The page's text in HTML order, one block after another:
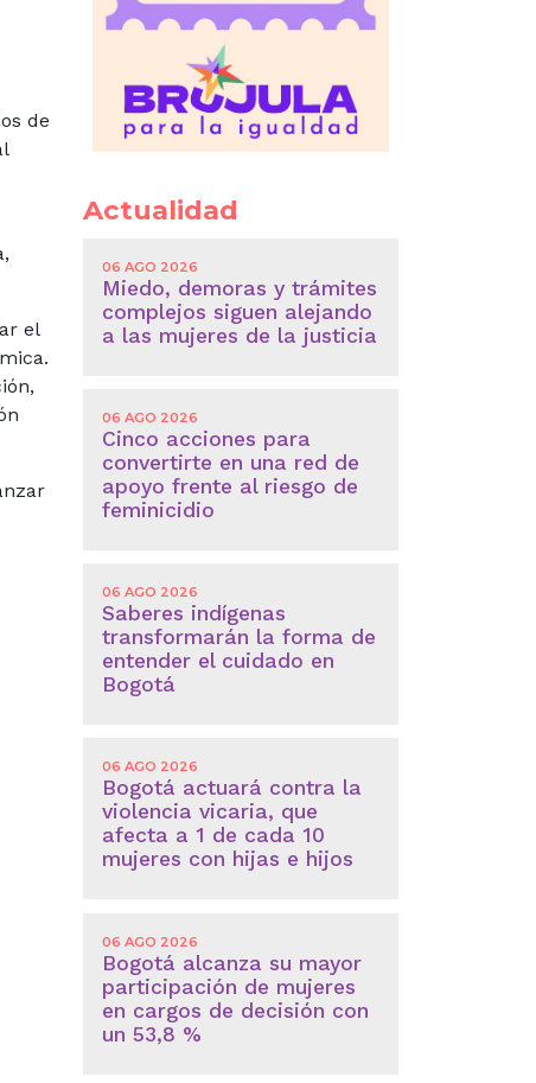
de
el
Actualidad
06 AGO 2026
Miedo, demoras y trámites
complejos siguen alejando
a las mujeres de la justicia
06 AGO 2026
Cinco acciones para
convertirte en una red de
apoyo frente al riesgo de
feminicidio
06 AGO 2026
Saberes indígenas
transformarán la forma de
entender el cuidado en
Bogotá
06 AGO 2026
Bogotá actuará contra la
violencia vicaria, que
afecta a 1 de cada 10
mujeres con hijas e hijos
06 AGO 2026
Bogotá alcanza su mayor
participación de mujeres
en cargos de decisión con
un 53,8 %